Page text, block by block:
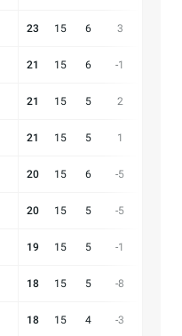
23 15 6 3
21 15 6 -1
21 15 5 2
21 15 5 1
20 15 6 -5
20 15 5 -5
19 15 5 -1
18 15 5 -8
18 15 4 -3